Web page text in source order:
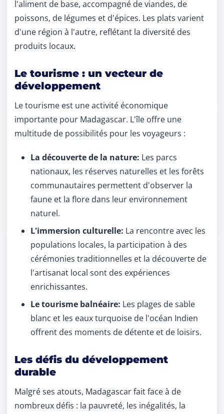
l'aliment de base, accompagné de viandes, de
poissons, de légumes et d'épices. Les plats varient
d'une région à l'autre, reflétant la diversité des
produits locaux.
Le tourisme : un vecteur de
développement
Le tourisme est une activité économique
importante pour Madagascar. L'île offre une
multitude de possibilités pour les voyageurs :
La découverte de la nature: Les parcs
nationaux, les réserves naturelles et les forêts
communautaires permettent d'observer la
faune et la flore dans leur environnement
naturel.
L'immersion culturelle: La rencontre avec les
populations locales, la participation à des
cérémonies traditionnelles et la découverte de
l'artisanat local sont des expériences
enrichissantes.
Le tourisme balnéaire: Les plages de sable
blanc et les eaux turquoise de l'océan Indien
offrent des moments de détente et de loisirs.
Les défis du développement
durable
Malgré ses atouts, Madagascar fait face à de
nombreux défis : la pauvreté, les inégalités, la